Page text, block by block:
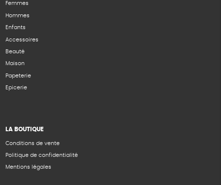
Femmes
Hommes
Enfants
Accessoires
Beauté
Maison
Papeterie
Epicerie
LA BOUTIQUE
Conditions de vente
Politique de confidentialité
Mentions légales